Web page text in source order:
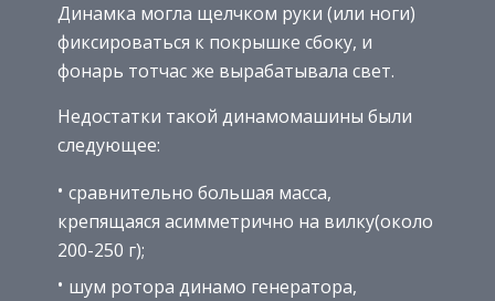
Динамка могла щелчком руки (или ноги)
фиксироваться к покрышке сбоку, и
фонарь тотчас же вырабатывала свет.
Недостатки такой динамомашины были
следующее:
сравнительно большая масса,
крепящаяся асимметрично на вилку(около
200-250 г);
шум ротора динамо генератора,